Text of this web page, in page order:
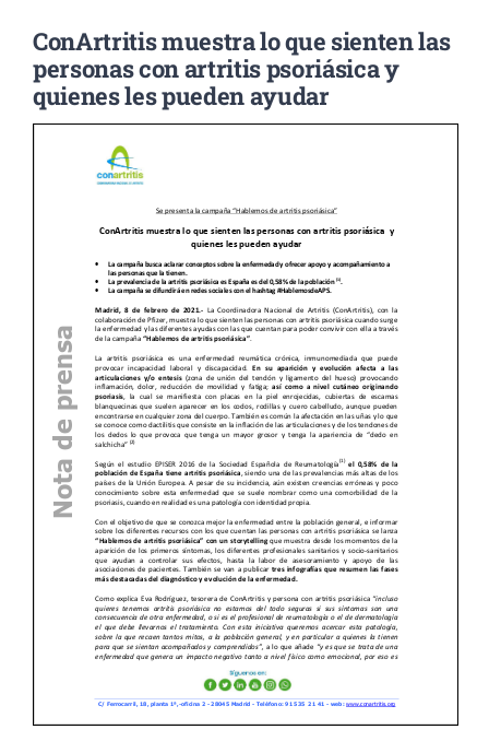
Noticias
Colabora
ConArtritis muestra lo que sienten las
personas con artritis psoriásica y
quienes les pueden ayudar